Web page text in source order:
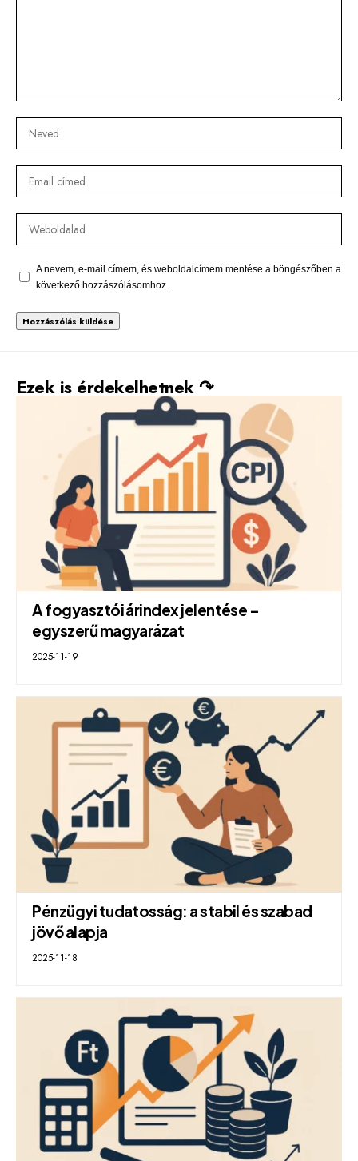
A nevem, e-mail címem, és weboldalcímem mentése a böngészőben a
következő hozzászólásomhoz.
Ezek is érdekelhetnek ↷
A fogyasztói árindex jelentése –
egyszerű magyarázat
2025-11-19
Pénzügyi tudatosság: a stabil és szabad
jövő alapja
2025-11-18